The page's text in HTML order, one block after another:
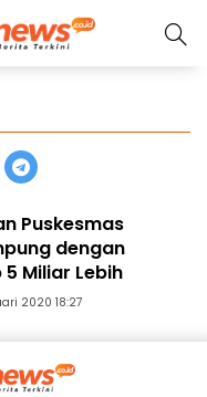
Puskesmas
dengan
Miliar Lebih
2020 18:27